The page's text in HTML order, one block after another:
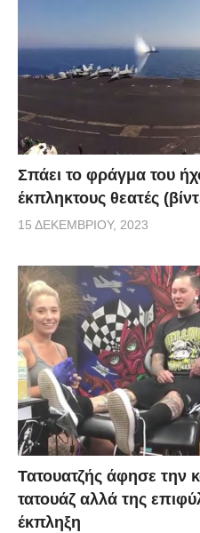
Σπάει το φράγμα του
έκπληκτους θεατές
15 ΔΕΚΕΜΒΡΊΟΥ, 2023
Τατουατζής άφησε την
τατουάζ αλλά της
έκπληξη